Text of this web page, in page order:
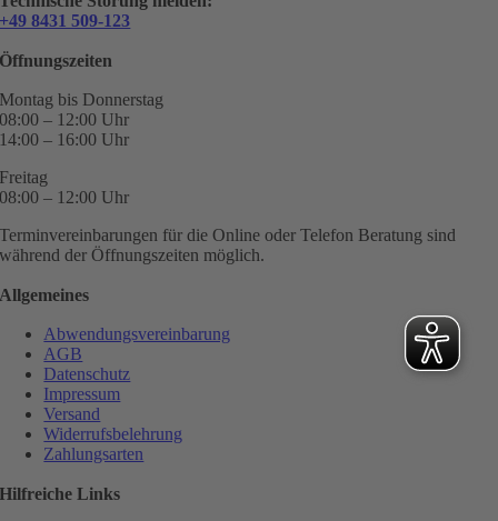
+49 8431 509-123
Öffnungszeiten
Montag bis Donnerstag
08:00 – 12:00 Uhr
14:00 – 16:00 Uhr
Freitag
08:00 – 12:00 Uhr
Terminvereinbarungen für die Online oder Telefon Beratung sind
während der Öffnungszeiten möglich.
Allgemeines
Abwendungsvereinbarung
AGB
Datenschutz
Impressum
Versand
Widerrufsbelehrung
Zahlungsarten
Hilfreiche Links